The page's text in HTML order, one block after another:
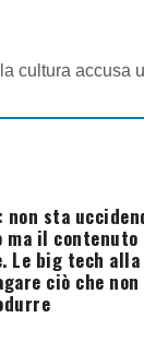
cultura accusa
non sta
ma il contenuto
Le big tech
ciò che non